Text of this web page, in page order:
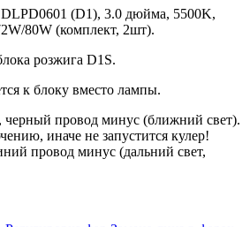
(D1), 3.0 дюйма, 5500K,
80W (комплект, 2шт).
розжига D1S.
к блоку вместо лампы.
провод минус (ближний свет).
иначе не запустится кулер!
провод минус (дальний свет,